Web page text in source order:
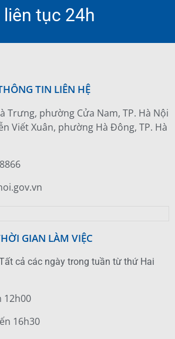
tục 24h
TIN LIÊN HỆ
Trưng, phường Cửa Nam, TP. Hà Nội
Viết Xuân, phường Hà Đông, TP. Hà
GIAN LÀM VIỆC
cả các ngày trong tuần từ thứ Hai
12h00
16h30